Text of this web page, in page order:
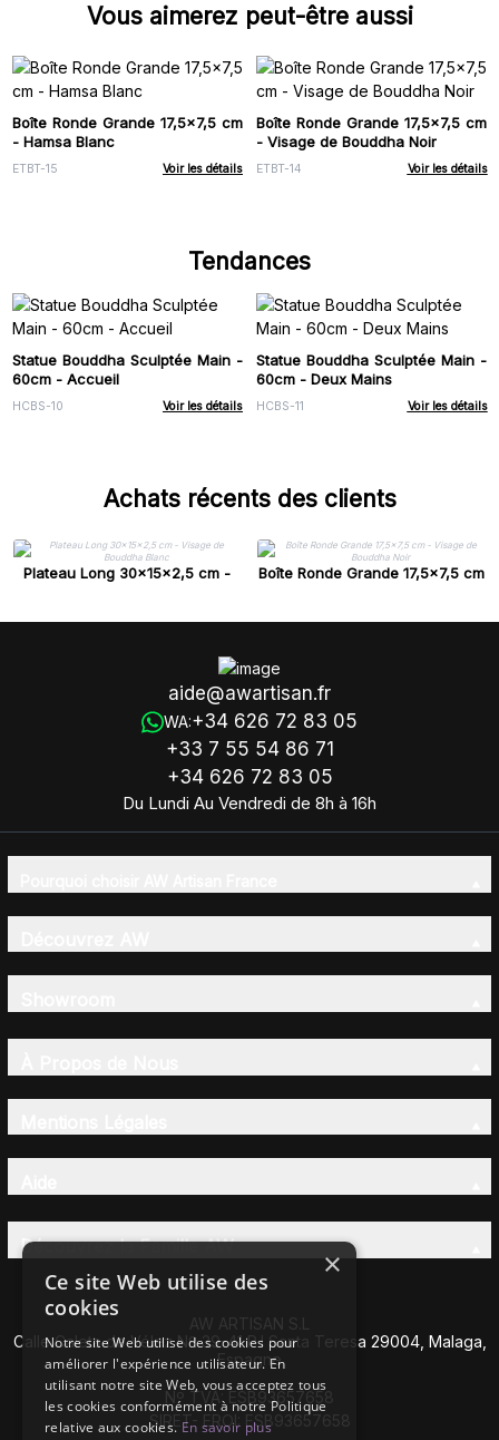
Vous aimerez peut-être aussi
Boîte Ronde Grande 17,5x7,5 cm
- Hamsa Blanc
ETBT-15 Voir les détails
Boîte Ronde Grande 17,5x7,5 cm
- Visage de Bouddha Noir
ETBT-14 Voir les détails
Tendances
Statue Bouddha Sculptée Main -
60cm - Accueil
HCBS-10 Voir les détails
Statue Bouddha Sculptée Main -
60cm - Deux Mains
HCBS-11 Voir les détails
Achats récents des clients
Plateau Long 30x15x2,5 cm -
Boîte Ronde Grande 17,5x7,5 cm
aide@awartisan.fr
WA:+34 626 72 83 05
+33 7 55 54 86 71
+34 626 72 83 05
Du Lundi Au Vendredi de 8h à 16h
Découvrez la Famille AW
AW ARTISAN S.L
Calle Caleta de Vélez Nº 39-41 P.I Santa Teresa 29004, Malaga,
Espagne
Nº TVA: ESB93657658
SIRET- EROI: ESB93657658
×
Ce site Web utilise des
cookies
Notre site Web utilise des cookies pour
améliorer l'expérience utilisateur. En
utilisant notre site Web, vous acceptez tous
les cookies conformément à notre Politique
relative aux cookies.En savoir plus